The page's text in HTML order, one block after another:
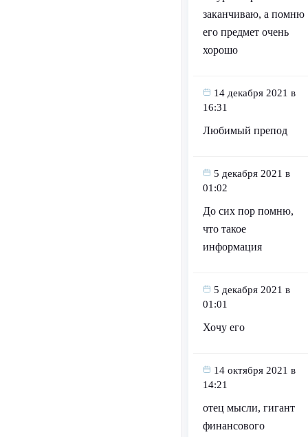
заканчиваю, а помню
его предмет очень
хорошо
14 декабря 2021 в
16:31
Любимый препод
5 декабря 2021 в
01:02
До сих пор помню,
что такое
информация
5 декабря 2021 в
01:01
Хочу его
14 октября 2021 в
14:21
отец мысли, гигант
финансового